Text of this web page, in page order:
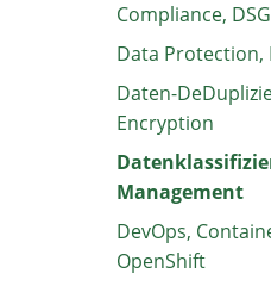
Compliance,
Data Protection,
Daten-
Encryption
Management
DevOps,
OpenShift